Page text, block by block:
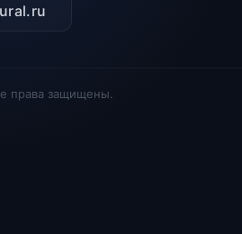
права защищены.